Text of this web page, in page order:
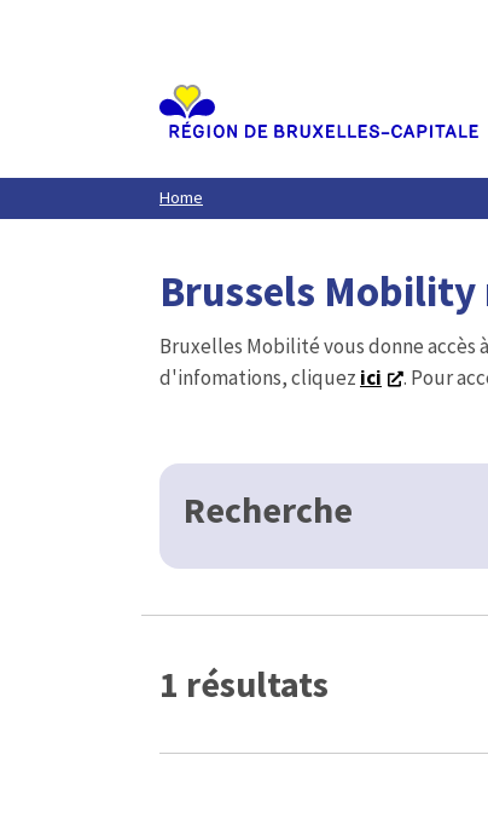
Home
Brussels
Bruxelles Mobilité vous donne accès
d'infomations, cliquez ici . Pour
Recherche
1 résultats